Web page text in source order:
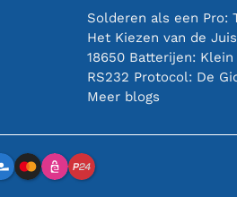
RS232 Protocol: De
Meer blogs